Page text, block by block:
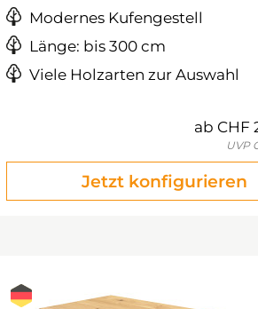
Modernes Kufengestell
Länge: bis 300 cm
Viele Holzarten zur Auswahl
ab CHF
UVP
Jetzt konfigurieren